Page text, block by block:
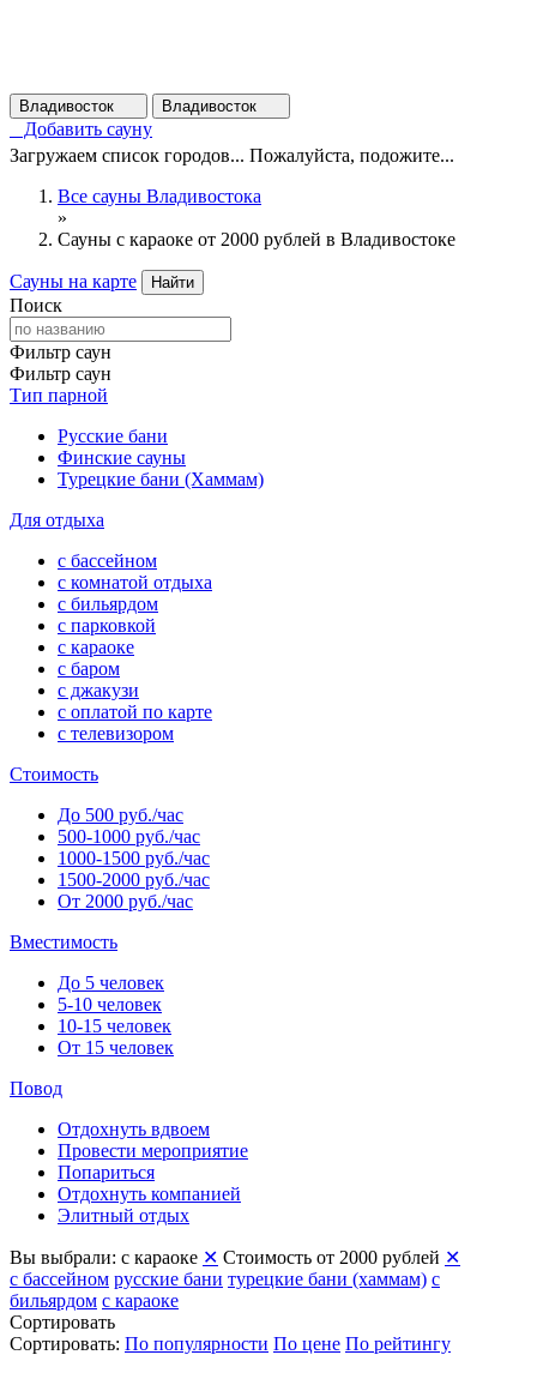
Владивосток Владивосток
Добавить сауну
Загружаем список городов... Пожалуйста, подожите...
Все сауны Владивостока
»
Сауны с караоке от 2000 рублей в Владивостоке
Сауны на карте Найти
Поиск
Фильтр саун
Фильтр саун
Тип парной
Русские бани
Финские сауны
Турецкие бани (Хаммам)
Для отдыха
с бассейном
с комнатой отдыха
с бильярдом
с парковкой
с караоке
с баром
с джакузи
с оплатой по карте
с телевизором
Стоимость
До 500 руб./час
500-1000 руб./час
1000-1500 руб./час
1500-2000 руб./час
От 2000 руб./час
Вместимость
До 5 человек
5-10 человек
10-15 человек
От 15 человек
Повод
Отдохнуть вдвоем
Провести мероприятие
Попариться
Отдохнуть компанией
Элитный отдых
Вы выбрали: с караоке ✕ Стоимость от 2000 рублей ✕
с бассейном русские бани турецкие бани (хаммам) с
бильярдом с караоке
Сортировать
Сортировать: По популярности По цене По рейтингу